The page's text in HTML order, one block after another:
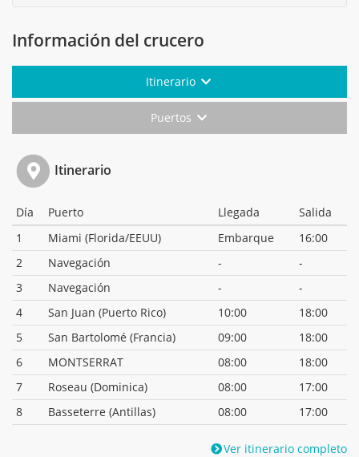
Información del crucero
Itinerario
Puertos
Itinerario
Día Puerto Llegada
Salida
1
Miami (Florida/EEUU) Embarque
16:00
2
Navegación -
-
3
Navegación -
-
4
San Juan (Puerto Rico) 10:00
18:00
5
San Bartolomé (Francia) 09:00
18:00
6
MONTSERRAT 08:00
18:00
7
Roseau (Dominica) 08:00
17:00
8
Basseterre (Antillas) 08:00 17:00
Ver itinerario completo